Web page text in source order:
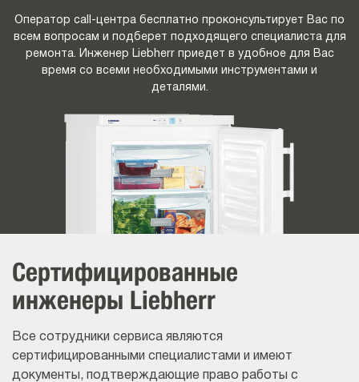
Оператор call-центра бесплатно проконсультирует Вас по
всем вопросам и подберет подходящего специалиста для
ремонта. Инженер Liebherr приедет в удобное для Вас
время со всеми необходимыми инструментами и
деталями.
Сертифицированные
инженеры Liebherr
Все сотрудники сервиса являются
сертифицированными специалистами и имеют
документы, подтверждающие право работы с